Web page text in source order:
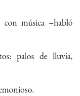
con música –habló
palos de lluvia,